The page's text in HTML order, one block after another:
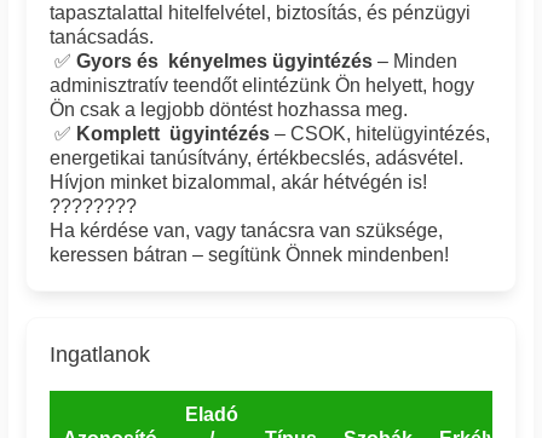
tapasztalattal hitelfelvétel, biztosítás, és pénzügyi
tanácsadás.
✅Gyors és kényelmes ügyintézés – Minden
adminisztratív teendőt elintézünk Ön helyett, hogy
Ön csak a legjobb döntést hozhassa meg.
✅ Komplett ügyintézés – CSOK, hitelügyintézés,
energetikai tanúsítvány, értékbecslés, adásvétel.
Hívjon minket bizalommal, akár hétvégén is!
????????
Ha kérdése van, vagy tanácsra van szüksége,
keressen bátran – segítünk Önnek mindenben!
Ingatlanok
Eladó